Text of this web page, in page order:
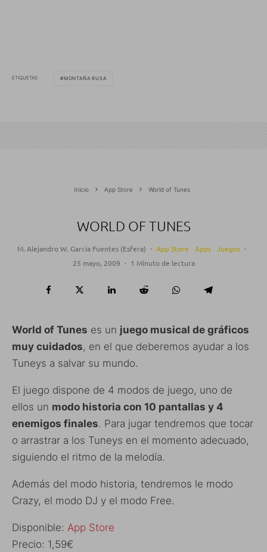
ETIQUETAS MONTAÑA RUSA
Inicio App Store World of Tunes
WORLD OF TUNES
M. Alejandro W. García Fuentes (Esfera) · App Store Apps Juegos ·
25 mayo, 2009 · 1 Minuto de lectura
World of Tunes es un juego musical de gráficos
muy cuidados, en el que deberemos ayudar a los
Tuneys a salvar su mundo.
El juego dispone de 4 modos de juego, uno de
ellos un modo historia con 10 pantallas y 4
enemigos finales. Para jugar tendremos que tocar
o arrastrar a los Tuneys en el momento adecuado,
siguiendo el ritmo de la melodía.
Además del modo historia, tendremos le modo
Crazy, el modo DJ y el modo Free.
Disponible: App Store
Precio: 1,59€